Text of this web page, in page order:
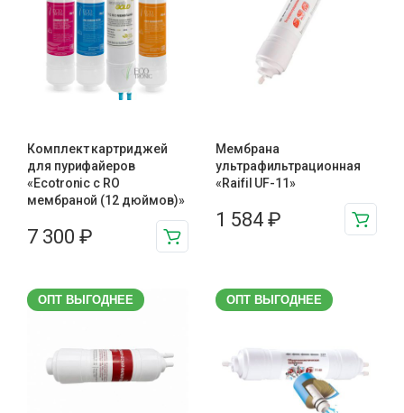
Комплект картриджей
для пурифайеров
«Ecotronic с RO
мембраной (12 дюймов)»
7 300 ₽
Мембрана
ультрафильтрационная
«Raifil UF-11»
1 584 ₽
ОПТ ВЫГОДНЕЕ ОПТ ВЫГОДНЕЕ